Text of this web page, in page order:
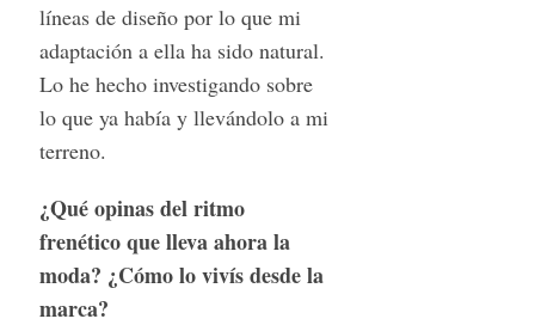
líneas de diseño por lo que mi
adaptación a ella ha sido natural.
Lo he hecho investigando sobre
lo que ya había y llevándolo a mi
terreno.
¿Qué opinas del ritmo
frenético que lleva ahora la
moda? ¿Cómo lo vivís desde la
marca?